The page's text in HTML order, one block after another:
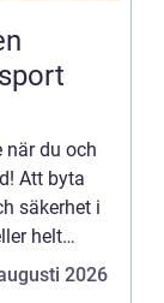
när du och
Att byta
säkerhet i
helt
2026